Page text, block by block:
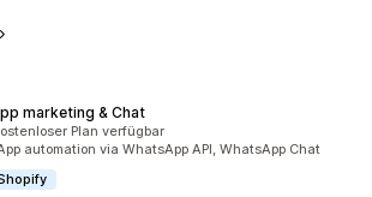
marketing & Chat
insgesamtPlan verfügbar
automation via WhatsApp API, WhatsApp Chat